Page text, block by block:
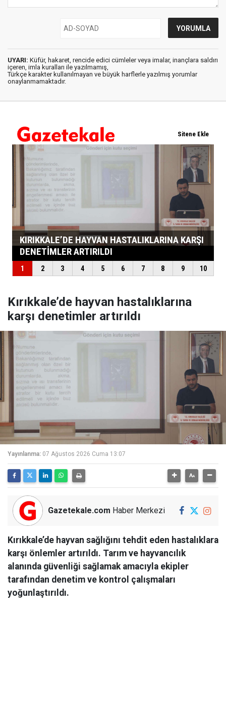
UYARI: Küfür, hakaret, rencide edici cümleler veya imalar, inançlara saldırı
içeren, imla kuralları ile yazılmamış,
Türkçe karakter kullanılmayan ve büyük harflerle yazılmış yorumlar
onaylanmamaktadır.
Kırıkkale’de hayvan hastalıklarına
karşı denetimler artırıldı
Yayınlanma: 07 Ağustos 2026 Cuma 13:07
Gazetekale.com Haber Merkezi
Kırıkkale’de hayvan sağlığını tehdit eden hastalıklara
karşı önlemler artırıldı. Tarım ve hayvancılık
alanında güvenliği sağlamak amacıyla ekipler
tarafından denetim ve kontrol çalışmaları
yoğunlaştırıldı.